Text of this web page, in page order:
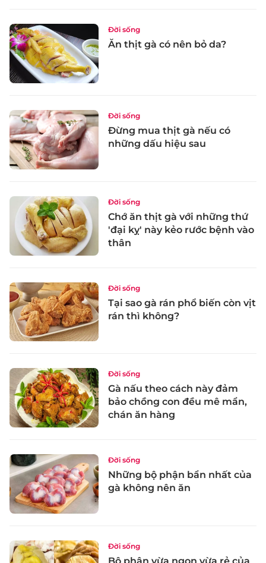
Đời sống
Ăn thịt gà có nên bỏ da?
Đời sống
Đừng mua thịt gà nếu có
những dấu hiệu sau
Đời sống
Chớ ăn thịt gà với những thứ
'đại kỵ' này kẻo rước bệnh vào
thân
Đời sống
Tại sao gà rán phổ biến còn vịt
rán thì không?
Đời sống
Gà nấu theo cách này đảm
bảo chồng con đều mê mẩn,
chán ăn hàng
Đời sống
Những bộ phận bẩn nhất của
gà không nên ăn
Đời sống